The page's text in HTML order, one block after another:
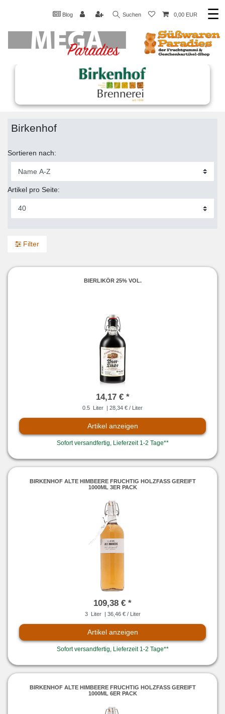
Blog Suchen 0,00 EUR ☰
Birkenhof
Sortieren nach:
Artikel pro Seite:
Filter
BIERLIKÖR 25% VOL.
14,17 € *
0.5 Liter | 28,34 € / Liter
Artikel anzeigen
Sofort versandfertig, Lieferzeit 1-2 Tage**
BIRKENHOF ALTE HIMBEERE FRUCHTIG HOLZFASS GEREIFT
1000ML 3ER PACK
109,38 € *
3 Liter | 36,46 € / Liter
Artikel anzeigen
Sofort versandfertig, Lieferzeit 1-2 Tage**
BIRKENHOF ALTE HIMBEERE FRUCHTIG HOLZFASS GEREIFT
1000ML 6ER PACK